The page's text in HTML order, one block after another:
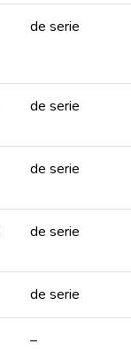
de serie
de serie
de serie
de serie
de serie
–